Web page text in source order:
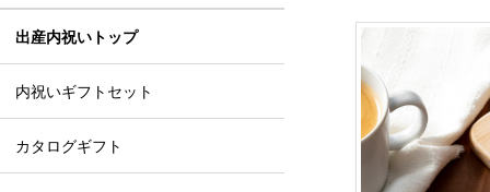
出産内祝いトップ
内祝いギフトセット
カタログギフト